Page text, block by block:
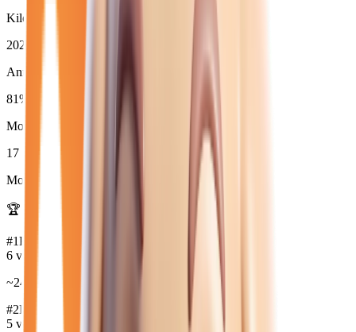
Kilométrage moyen
2024
Année moyenne
81%
Moins de 3 ans (
17
Moins de 50 000 km
🏆 Marques les plus disponibles :
#1RENAULT
6 véh.
~24 130
#2BMW
5 véh.